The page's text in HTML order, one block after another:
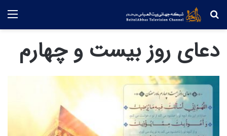
جستجو
دعای روز بیست و چهارم